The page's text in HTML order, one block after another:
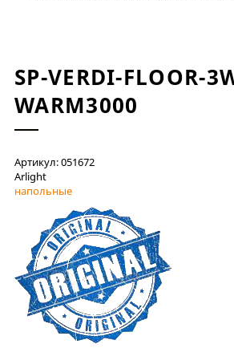
SP-VERDI-FLOOR-
WARM3000
Артикул: 051672
Arlight
напольные